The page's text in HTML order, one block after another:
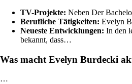
TV-Projekte: Neben Der
Berufliche Tätigkeiten: Evelyn
Neueste Entwicklungen: In den
bekannt, dass…
Was macht Evelyn Burdecki
…